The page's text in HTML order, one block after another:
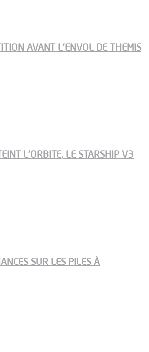
AVANT L’ENVOL DE THEMIS
L’ORBITE, LE STARSHIP V3
SUR LES PILES À